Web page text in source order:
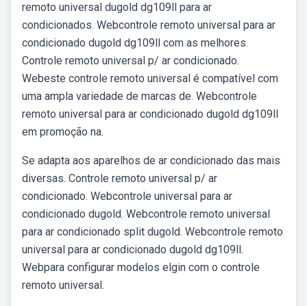
remoto universal dugold dg109ll para ar
condicionados. Webcontrole remoto universal para ar
condicionado dugold dg109ll com as melhores.
Controle remoto universal p/ ar condicionado.
Webeste controle remoto universal é compatível com
uma ampla variedade de marcas de. Webcontrole
remoto universal para ar condicionado dugold dg109ll
em promoção na.
Se adapta aos aparelhos de ar condicionado das mais
diversas. Controle remoto universal p/ ar
condicionado. Webcontrole universal para ar
condicionado dugold. Webcontrole remoto universal
para ar condicionado split dugold. Webcontrole remoto
universal para ar condicionado dugold dg109ll.
Webpara configurar modelos elgin com o controle
remoto universal.